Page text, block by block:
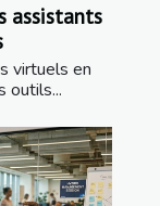
assistants
virtuels en
outils...